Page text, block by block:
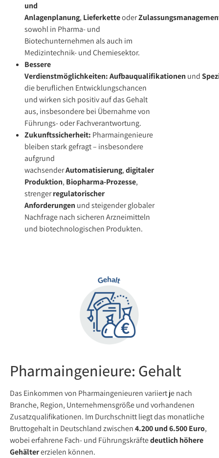
und
Anlagenplanung, Lieferketteoder
sowohl in Pharma- und
Biotechunternehmen als auch im
Medizintechnik- und Chemiesektor.
Bessere
Verdienstmöglichkeiten:Aufbauqualifikationen und
die beruflichen Entwicklungschancen
und wirken sich positiv auf das Gehalt
aus, insbesondere bei Übernahme von
Führungs- oder Fachverantwortung.
Zukunftssicherheit: Pharmaingenieure
bleiben stark gefragt – insbesondere
aufgrund
wachsenderAutomatisierung,digitaler
Produktion, Biopharma-Prozesse,
strengerregulatorischer
Anforderungen und steigender globaler
Nachfrage nach sicheren Arzneimitteln
und biotechnologischen Produkten.
Pharmaingenieure: Gehalt
Das Einkommen von Pharmaingenieuren variiert je nach
Branche, Region, Unternehmensgröße und vorhandenen
Zusatzqualifikationen. Im Durchschnitt liegt das monatliche
Bruttogehalt in Deutschland zwischen4.200 und 6.500 Euro,
wobei erfahrene Fach- und Führungskräftedeutlich höhere
Gehältererzielen können.